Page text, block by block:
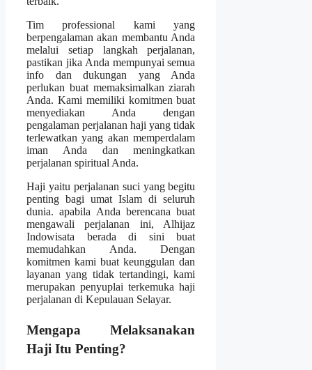
Tim professional kami yang
berpengalaman akan membantu Anda
melalui setiap langkah perjalanan,
pastikan jika Anda mempunyai semua
info dan dukungan yang Anda
perlukan buat memaksimalkan ziarah
Anda. Kami memiliki komitmen buat
menyediakan Anda dengan
pengalaman perjalanan haji yang tidak
terlewatkan yang akan memperdalam
iman Anda dan meningkatkan
perjalanan spiritual Anda.
Haji yaitu perjalanan suci yang begitu
penting bagi umat Islam di seluruh
dunia. apabila Anda berencana buat
mengawali perjalanan ini, Alhijaz
Indowisata berada di sini buat
memudahkan Anda. Dengan
komitmen kami buat keunggulan dan
layanan yang tidak tertandingi, kami
merupakan penyuplai terkemuka haji
perjalanan di Kepulauan Selayar.
Mengapa Melaksanakan
Haji Itu Penting?